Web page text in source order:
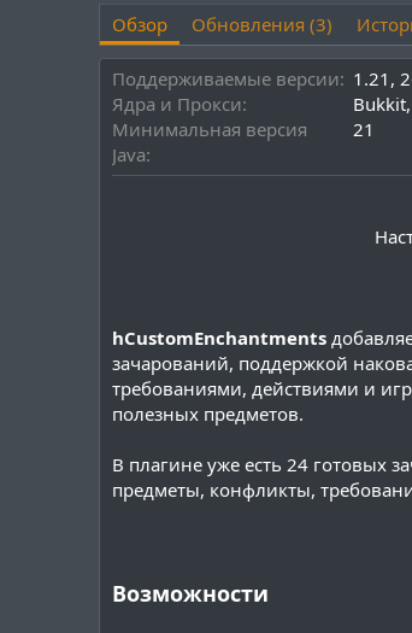
с
о
з
а
Обзор Обновления (3)
Поддерживаемые версии 1.21
Ядра и Прокси
Bukkit
Минимальная версия
Java
21
hCustomEnchantments
зачарований, поддержкой
требованиями, действиями и
полезных предметов.
В плагине уже есть 24 готовых
предметы, конфликты,
Возможности